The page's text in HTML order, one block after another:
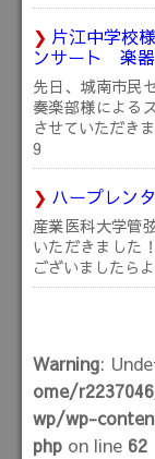
片江中学校様
ンサート 楽
先日、城南市民
奏楽部様による
させていただき
9
ハープレン
産業医科大学管
いただきました
ございましたら
Warning:
ome/
wp/wp-
php on line 62